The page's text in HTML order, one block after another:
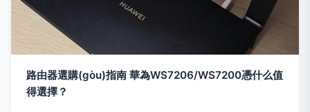
路由器選購(gòu)指南 華為WS7206/WS7200憑什么值
得選擇？